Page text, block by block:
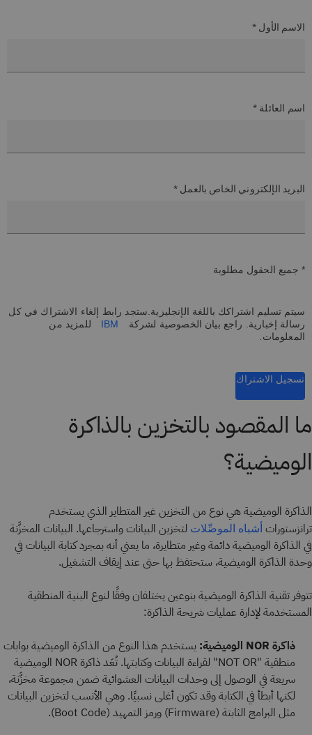
الاسم الأول *
اسم العائلة *
البريد الإلكتروني الخاص بالعمل *
* جميع الحقول مطلوبة
سيتم تسليم اشتراكك باللغة الإنجليزية.ستجد رابط إلغاء الاشتراك في كل
رسالة إخبارية. راجع بيان الخصوصية لشركة
للمزيد من
المعلومات.
تسجيل الاشتراك
ما المقصود بالتخزين بالذاكرة
الوميضية؟
الذاكرة الوميضية هي نوع من التخزين غير المتطاير الذي يستخدم
ترانزستورات أشباه الموصِّلات لتخزين البيانات واسترجاعها. البيانات المخزَّنة
في الذاكرة الوميضية دائمة وغير متطايرة، ما يعني أنه بمجرد كتابة البيانات في
وحدة الذاكرة الوميضية، ستحتفظ بها حتى عند إيقاف التشغيل.
تتوفر تقنية الذاكرة الوميضية بنوعين يختلفان وفقًا لنوع البنية المنطقية
المستخدمة لإدارة عمليات شريحة الذاكرة:
ذاكرة NOR الوميضية:
يستخدم هذا النوع من الذاكرة الوميضية بوابات
منطقية "NOT OR" لقراءة البيانات وكتابتها. تُعَد ذاكرة NOR الوميضية
سريعة في الوصول إلى وحدات البيانات العشوائية ضمن مجموعة مخزَّنة،
لكنها أبطأ في الكتابة وقد تكون أغلى نسبيًا. وهي الأنسب لتخزين البيانات
مثل البرامج الثابتة (Firmware) ورمز التمهيد (Boot Code).